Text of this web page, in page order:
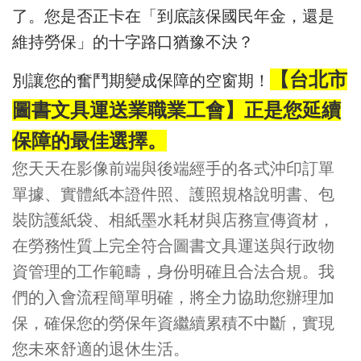
了。您是否正卡在「到底該保國民年金，還是
維持勞保」的十字路口猶豫不決？
別讓您的奮鬥期變成保障的空窗期！
【台北市
圖書文具運送業職業工會】正是您延續
保障的最佳選擇。
您天天在影像前端與後端經手的各式沖印訂單
單據、實體紙本證件照、護照規格說明書、包
裝防護紙袋、相紙墨水耗材與店務宣傳資材，
在勞務性質上完全符合圖書文具運送與行政物
資管理的工作範疇，身份明確且合法合規。我
們的入會流程簡單明確，將全力協助您辦理加
保，確保您的勞保年資繼續累積不中斷，實現
您未來舒適的退休生活。